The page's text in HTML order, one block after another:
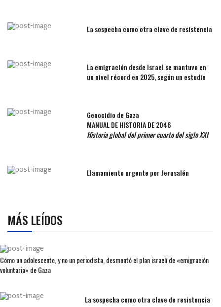
La sospecha como otra clave de resistencia
La emigración desde Israel se mantuvo en
un nivel récord en 2025, según un estudio
Genocidio de Gaza
MANUAL DE HISTORIA DE 2046
Historia global del primer cuarto del siglo XXI
Llamamiento urgente por Jerusalén
MÁS LEÍDOS
Cómo un adolescente, y no un periodista, desmontó el plan israelí de «emigración
voluntaria» de Gaza
La sospecha como otra clave de resistencia